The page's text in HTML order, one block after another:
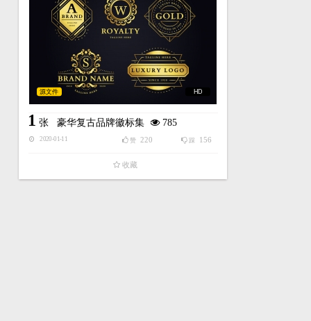
HD
源文件
1 张豪华复古品牌徽标集 785
2020-01-11 踩 156
赞 220
收藏